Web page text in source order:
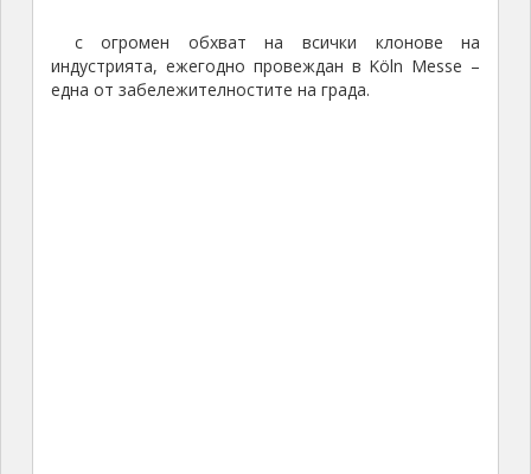
с огромен обхват на всички клонове на
индустрията, ежегодно провеждан в Köln Messe –
една от забележителностите на града.